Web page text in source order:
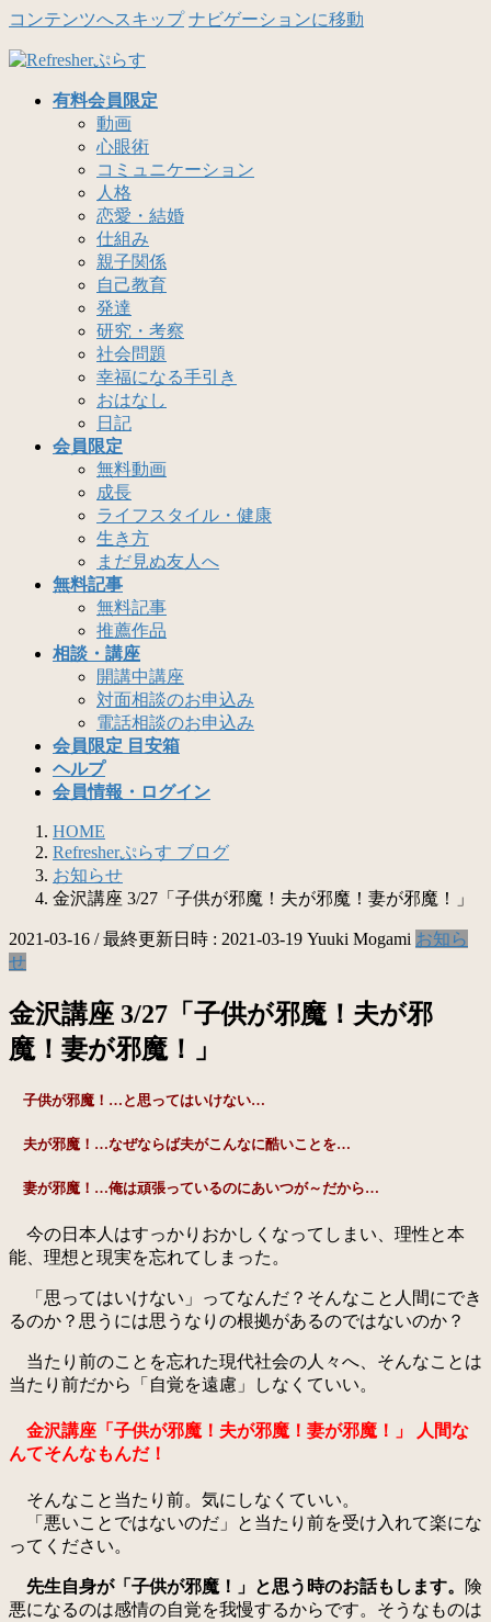
コンテンツへスキップ ナビゲーションに移動
有料会員限定
動画
心眼術
コミュニケーション
人格
恋愛・結婚
仕組み
親子関係
自己教育
発達
研究・考察
社会問題
幸福になる手引き
おはなし
日記
会員限定
無料動画
成長
ライフスタイル・健康
生き方
まだ見ぬ友人へ
無料記事
無料記事
推薦作品
相談・講座
開講中講座
対面相談のお申込み
電話相談のお申込み
会員限定 目安箱
ヘルプ
会員情報・ログイン
HOME
Refresherぷらす ブログ
お知らせ
金沢講座 3/27「子供が邪魔！夫が邪魔！妻が邪魔！」
2021-03-16 / 最終更新日時 : 2021-03-19 Yuuki Mogami お知ら
せ
金沢講座 3/27「子供が邪魔！夫が邪
魔！妻が邪魔！」
子供が邪魔！ …と思ってはいけない…
夫が邪魔！ …なぜならば夫がこんなに酷いことを…
妻が邪魔！ …俺は頑張っているのにあいつが～だから…
今の日本人はすっかりおかしくなってしまい、理性と本
能、理想と現実を忘れてしまった。
「思ってはいけない」ってなんだ？そんなこと人間にでき
るのか？思うには思うなりの根拠があるのではないのか？
当たり前のことを忘れた現代社会の人々へ、そんなことは
当たり前だから「自覚を遠慮」しなくていい。
金沢講座「子供が邪魔！夫が邪魔！妻が邪魔！」 人間な
んてそんなもんだ！
そんなこと当たり前。気にしなくていい。
「悪いことではないのだ」と当たり前を受け入れて楽にな
ってください。
先生自身が「子供が邪魔！」と思う時のお話もします。
険
悪になるのは感情の自覚を我慢するからです。そうなものは